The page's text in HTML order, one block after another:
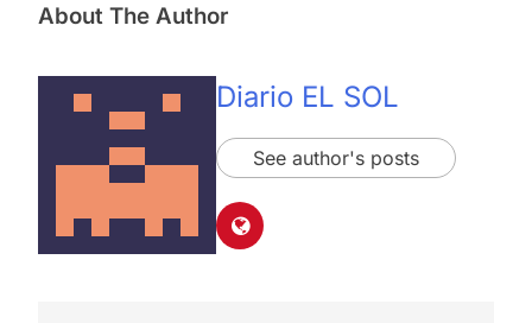
About The Author
Diario EL SOL
See author's posts